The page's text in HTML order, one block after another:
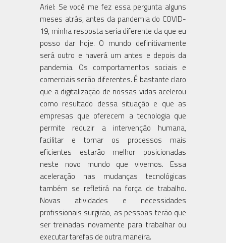
Ariel: Se você me fez essa pergunta alguns
meses atrás, antes da pandemia do COVID-
19, minha resposta seria diferente da que eu
posso dar hoje. O mundo definitivamente
será outro e haverá um antes e depois da
pandemia. Os comportamentos sociais e
comerciais serão diferentes. É bastante claro
que a digitalização de nossas vidas acelerou
como resultado dessa situação e que as
empresas que oferecem a tecnologia que
permite reduzir a intervenção humana,
facilitar e tornar os processos mais
eficientes estarão melhor posicionadas
neste novo mundo que vivemos. Essa
aceleração nas mudanças tecnológicas
também se refletirá na força de trabalho.
Novas atividades e necessidades
profissionais surgirão, as pessoas terão que
ser treinadas novamente para trabalhar ou
executar tarefas de outra maneira.